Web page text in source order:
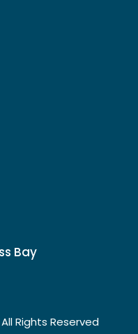
Bay
Rights Reserved